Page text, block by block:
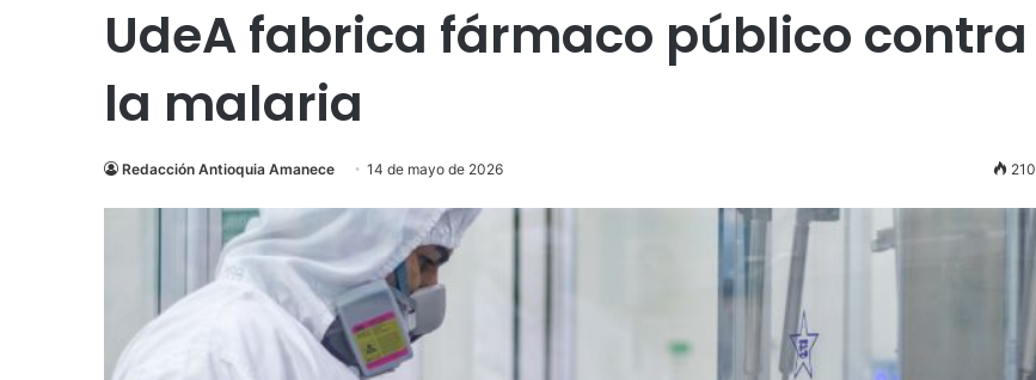
UdeA fabrica fármaco público contra
la malaria
Redacción Antioquia Amanece 14 de mayo de 2026 210